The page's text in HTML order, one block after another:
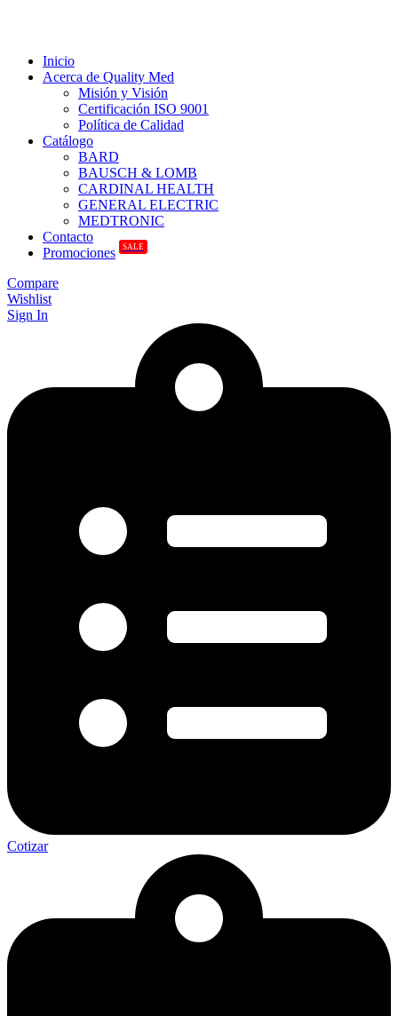
Inicio
Acerca de Quality Med
Misión y Visión
Certificación ISO 9001
Política de Calidad
Catálogo
BARD
BAUSCH & LOMB
CARDINAL HEALTH
GENERAL ELECTRIC
MEDTRONIC
Contacto
Promociones
SALE
Compare
Wishlist
Sign In
Cotizar